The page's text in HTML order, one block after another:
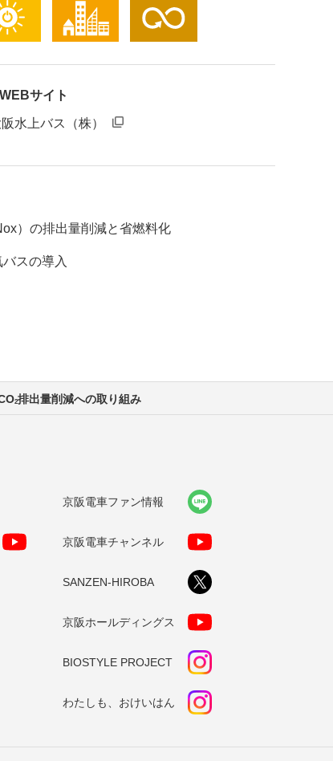
サイト
水上バス（株）
）の排出量削減と省燃料化
スの導入
2排出量削減への取り組み
京阪電車ファン情報
京阪電車チャンネル
SANZEN-HIROBA
京阪ホールディングス
BIOSTYLE PROJECT
わたしも、おけいはん